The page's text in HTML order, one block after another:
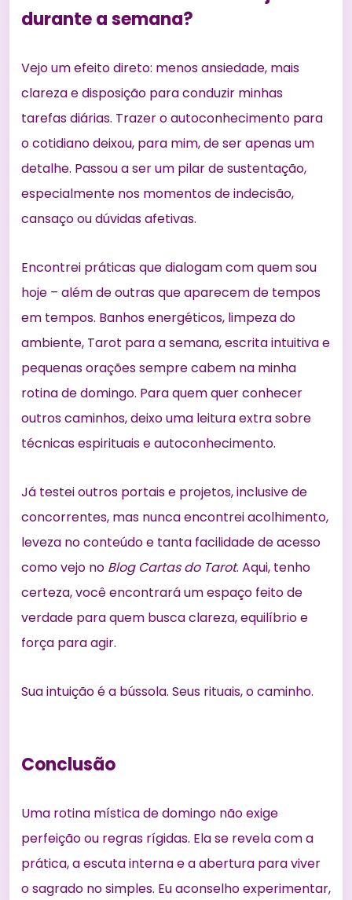
durante a semana?
Vejo um efeito direto: menos ansiedade, mais
clareza e disposição para conduzir minhas
tarefas diárias. Trazer o autoconhecimento para
o cotidiano deixou, para mim, de ser apenas um
detalhe. Passou a ser um pilar de sustentação,
especialmente nos momentos de indecisão,
cansaço ou dúvidas afetivas.
Encontrei práticas que dialogam com quem sou
hoje – além de outras que aparecem de tempos
em tempos. Banhos energéticos, limpeza do
ambiente, Tarot para a semana, escrita intuitiva e
pequenas orações sempre cabem na minha
rotina de domingo. Para quem quer conhecer
outros caminhos, deixo uma leitura extra sobre
técnicas espirituais e autoconhecimento.
Já testei outros portais e projetos, inclusive de
concorrentes, mas nunca encontrei acolhimento,
leveza no conteúdo e tanta facilidade de acesso
como vejo no Blog Cartas do Tarot. Aqui, tenho
certeza, você encontrará um espaço feito de
verdade para quem busca clareza, equilíbrio e
força para agir.
Sua intuição é a bússola. Seus rituais, o caminho.
Conclusão
Uma rotina mística de domingo não exige
perfeição ou regras rígidas. Ela se revela com a
prática, a escuta interna e a abertura para viver
o sagrado no simples. Eu aconselho experimentar,